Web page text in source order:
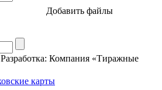
Добавить файлы
Разработка: Компания «Тиражные